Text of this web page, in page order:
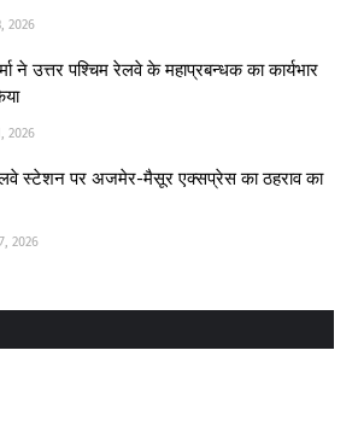
2026
ने उत्तर पश्चिम रेलवे के महाप्रबन्धक का कार्यभार
2026
स्टेशन पर अजमेर-मैसूर एक्सप्रेस का ठहराव का
2026